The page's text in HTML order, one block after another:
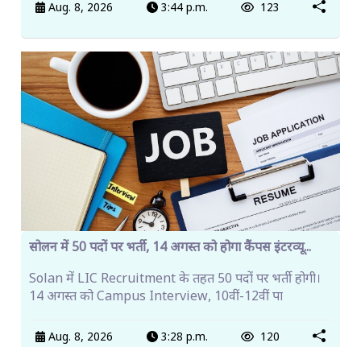
Aug. 8, 2026 3:44 p.m. 123
सोलन में 50 पदों पर भर्ती, 14 अगस्त को होगा कैंपस इंटरव्यू...
Solan में LIC Recruitment के तहत 50 पदों पर भर्ती होगी।
14 अगस्त को Campus Interview, 10वीं-12वीं पा
Aug. 8, 2026 3:28 p.m. 120